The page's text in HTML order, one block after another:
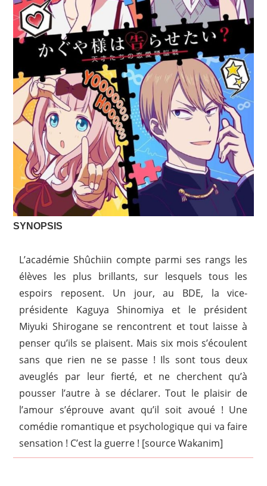
SYNOPSIS
L’académie Shûchiin compte parmi ses rangs les
élèves les plus brillants, sur lesquels tous les
espoirs reposent. Un jour, au BDE, la vice-
présidente Kaguya Shinomiya et le président
Miyuki Shirogane se rencontrent et tout laisse à
penser qu’ils se plaisent. Mais six mois s’écoulent
sans que rien ne se passe ! Ils sont tous deux
aveuglés par leur fierté, et ne cherchent qu’à
pousser l’autre à se déclarer. Tout le plaisir de
l’amour s’éprouve avant qu’il soit avoué ! Une
comédie romantique et psychologique qui va faire
sensation ! C’est la guerre ! [source Wakanim]